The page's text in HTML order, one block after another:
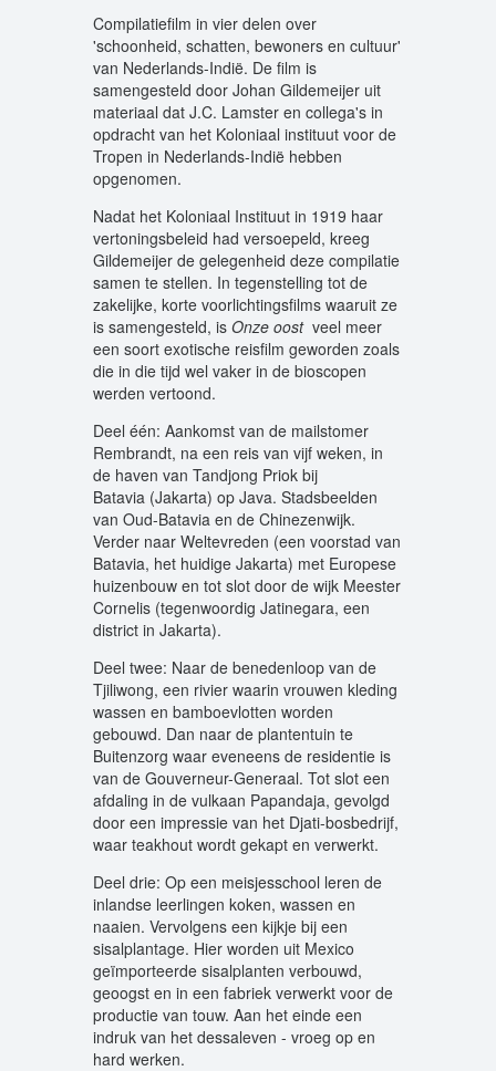
Compilatiefilm in vier delen over
'schoonheid, schatten, bewoners en cultuur'
van Nederlands-Indië. De film is
samengesteld door Johan Gildemeijer uit
materiaal dat J.C. Lamster en collega's in
opdracht van het Koloniaal instituut voor de
Tropen in Nederlands-Indië hebben
opgenomen.
Nadat het Koloniaal Instituut in 1919 haar
vertoningsbeleid had versoepeld, kreeg
Gildemeijer de gelegenheid deze compilatie
samen te stellen. In tegenstelling tot de
zakelijke, korte voorlichtingsfilms waaruit ze
is samengesteld, is Onze oostveel meer
een soort exotische reisfilm geworden zoals
die in die tijd wel vaker in de bioscopen
werden vertoond.
Deel één: Aankomst van de mailstomer
Rembrandt, na een reis van vijf weken, in
de haven van Tandjong Priok bij
Batavia (Jakarta) op Java. Stadsbeelden
van Oud-Batavia en de Chinezenwijk.
Verder naar Weltevreden (een voorstad van
Batavia, het huidige Jakarta) met Europese
huizenbouw en tot slot door de wijk Meester
Cornelis (tegenwoordig Jatinegara, een
district in Jakarta).
Deel twee: Naar de benedenloop van de
Tjiliwong, een rivier waarin vrouwen kleding
wassen en bamboevlotten worden
gebouwd. Dan naar de plantentuin te
Buitenzorg waar eveneens de residentie is
van de Gouverneur-Generaal. Tot slot een
afdaling in de vulkaan Papandaja, gevolgd
door een impressie van het Djati-bosbedrijf,
waar teakhout wordt gekapt en verwerkt.
Deel drie: Op een meisjesschool leren de
inlandse leerlingen koken, wassen en
naaien. Vervolgens een kijkje bij een
sisalplantage. Hier worden uit Mexico
geïmporteerde sisalplanten verbouwd,
geoogst en in een fabriek verwerkt voor de
productie van touw. Aan het einde een
indruk van het dessaleven - vroeg op en
hard werken.